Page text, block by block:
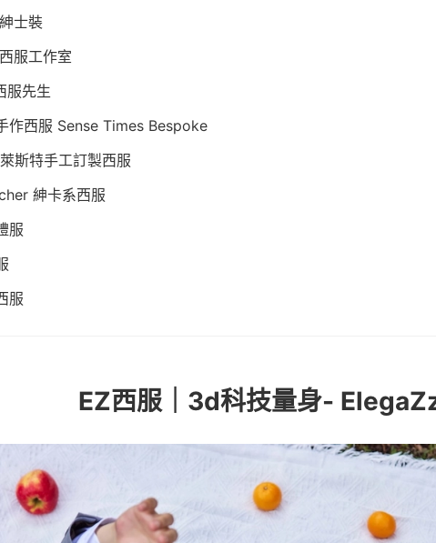
士裝
服工作室
服先生
作西服 Sense Times Bespoke
斯特手工訂製西服
紳卡系西服
服
服
EZ西服｜3d科技量身-